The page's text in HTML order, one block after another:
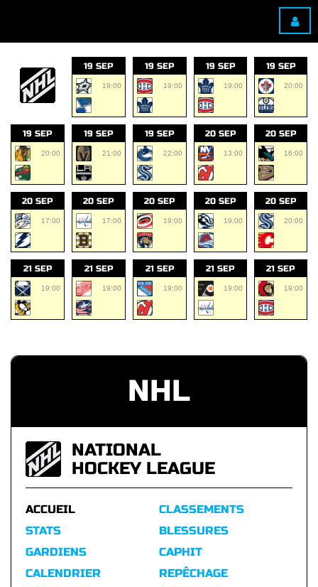
19 SEP
19:00
19 SEP
19:00
19 SEP
19:00
19 SEP
20:00
19 SEP
20:00
19 SEP
21:00
19 SEP
22:00
20 SEP
13:00
20 SEP
16:00
20 SEP
17:00
20 SEP
17:00
20 SEP
19:00
20 SEP
19:00
20 SEP
20:00
21 SEP
19:00
21 SEP
19:00
21 SEP
19:00
21 SEP
19:00
21 SEP
19:00
NHL
NATIONAL
HOCKEY LEAGUE
ACCUEIL
STATS
GARDIENS
CALENDRIER
CLASSEMENTS
BLESSURES
CAPHIT
REPÊCHAGE